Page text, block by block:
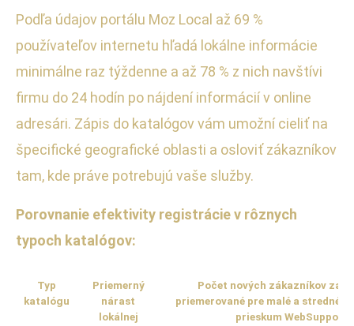
Podľa údajov portálu Moz Local až 69 %
používateľov internetu hľadá lokálne informácie
minimálne raz týždenne a až 78 % z nich navštívi
firmu do 24 hodín po nájdení informácií v online
adresári. Zápis do katalógov vám umožní cieliť na
špecifické geografické oblasti a osloviť zákazníkov
tam, kde práve potrebujú vaše služby.
Porovnanie efektivity registrácie v rôznych
typoch katalógov:
Typ
katalógu
Priemerný
nárast
lokálnej
Počet nových zákazníkov za
priemerované pre malé a stredné
prieskum WebSupport,